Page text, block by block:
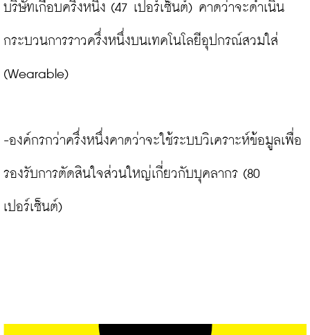
บริษัทเกือบครึ่งหนึ่ง (47 เปอร์เซ็นต์) คาดว่าจะดำเนิน
กระบวนการราวครึ่งหนึ่งบนเทคโนโลยีอุปกรณ์สวมใส่
(Wearable)
-องค์กรกว่าครึ่งหนึ่งคาดว่าจะใช้ระบบวิเคราะห์ข้อมูลเพื่อ
รองรับการตัดสินใจส่วนใหญ่เกี่ยวกับบุคลากร (80
เปอร์เซ็นต์)